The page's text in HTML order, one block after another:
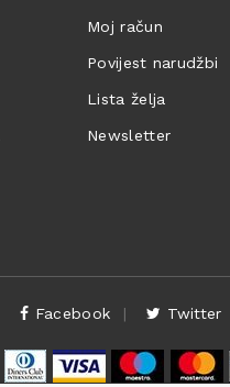
Moj račun
Povijest narudžbi
Lista želja
Newsletter
Facebook Twitter